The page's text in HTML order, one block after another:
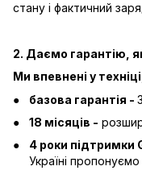
стану і фактичний
2. Даємо гарантію,
Ми впевнені у
базова гарантія -
18 місяців -
4 роки підтримки
Україні